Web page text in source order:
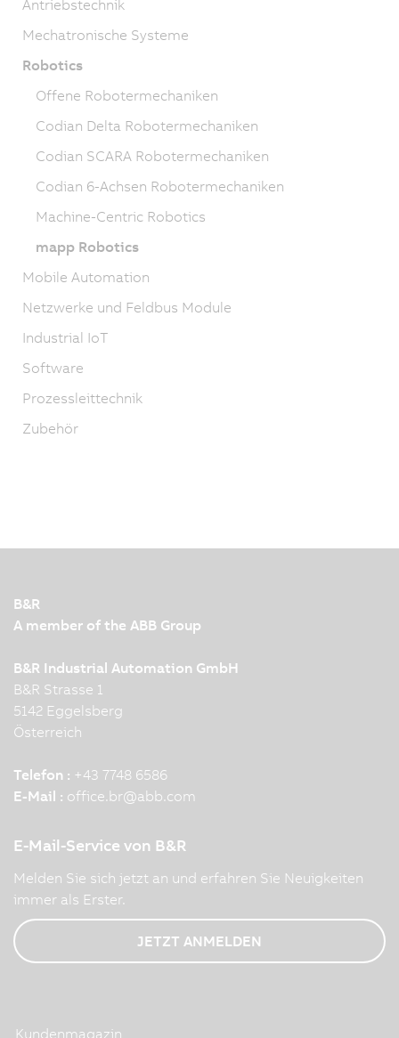
Antriebstechnik
Mechatronische Systeme
Robotics
Offene Robotermechaniken
Codian Delta Robotermechaniken
Codian SCARA Robotermechaniken
Codian 6-Achsen Robotermechaniken
Machine-Centric Robotics
mapp Robotics
Mobile Automation
Netzwerke und Feldbus Module
Industrial IoT
Software
Prozessleittechnik
Zubehör
B&R
A member of the ABB Group
B&R Industrial Automation GmbH
B&R Strasse 1
5142 Eggelsberg
Österreich
Telefon : +43 7748 6586
E-Mail : office.br@abb.com
E-Mail-Service von B&R
Melden Sie sich jetzt an und erfahren Sie Neuigkeiten
immer als Erster.
JETZT ANMELDEN
Kundenmagazin